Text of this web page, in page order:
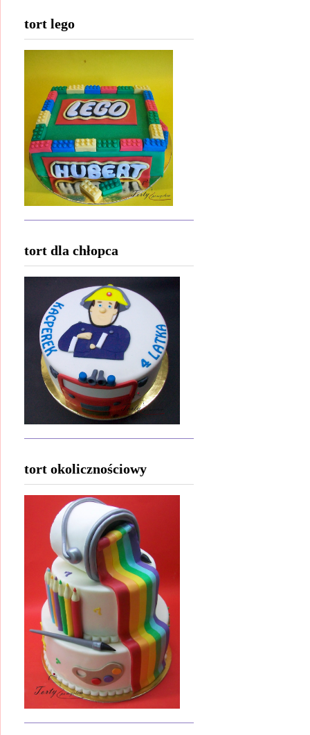
tort lego
tort dla chłopca
tort okolicznościowy